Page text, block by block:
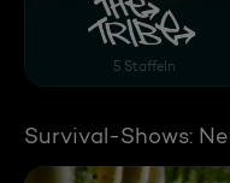
The Tribe
5 Staffeln
Survival-Shows: